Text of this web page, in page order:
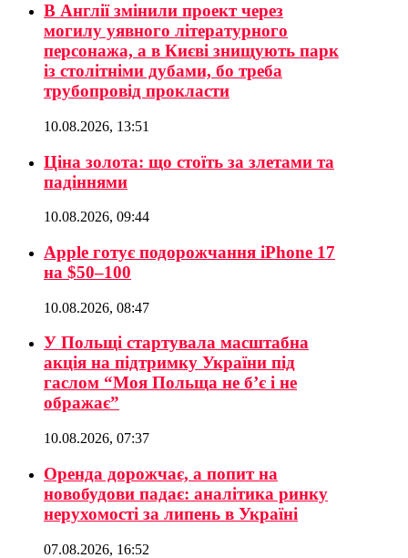
В Англії змінили проект через
могилу уявного літературного
персонажа, а в Києві знищують парк
із столітніми дубами, бо треба
трубопровід прокласти
10.08.2026, 13:51
Ціна золота: що стоїть за злетами та
падіннями
10.08.2026, 09:44
Apple готує подорожчання iPhone 17
на $50–100
10.08.2026, 08:47
У Польщі стартувала масштабна
акція на підтримку України під
гаслом “Моя Польща не б’є і не
ображає”
10.08.2026, 07:37
Оренда дорожчає, а попит на
новобудови падає: аналітика ринку
нерухомості за липень в Україні
07.08.2026, 16:52